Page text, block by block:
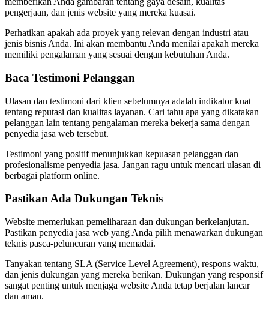
pengerjaan, dan jenis website yang mereka kuasai.
Perhatikan apakah ada proyek yang relevan dengan industri atau
jenis bisnis Anda. Ini akan membantu Anda menilai apakah mereka
memiliki pengalaman yang sesuai dengan kebutuhan Anda.
Baca Testimoni Pelanggan
Ulasan dan testimoni dari klien sebelumnya adalah indikator kuat
tentang reputasi dan kualitas layanan. Cari tahu apa yang dikatakan
pelanggan lain tentang pengalaman mereka bekerja sama dengan
penyedia jasa web tersebut.
Testimoni yang positif menunjukkan kepuasan pelanggan dan
profesionalisme penyedia jasa. Jangan ragu untuk mencari ulasan di
berbagai platform online.
Pastikan Ada Dukungan Teknis
Website memerlukan pemeliharaan dan dukungan berkelanjutan.
Pastikan penyedia jasa web yang Anda pilih menawarkan dukungan
teknis pasca-peluncuran yang memadai.
Tanyakan tentang SLA (Service Level Agreement), respons waktu,
dan jenis dukungan yang mereka berikan. Dukungan yang responsif
sangat penting untuk menjaga website Anda tetap berjalan lancar
dan aman.